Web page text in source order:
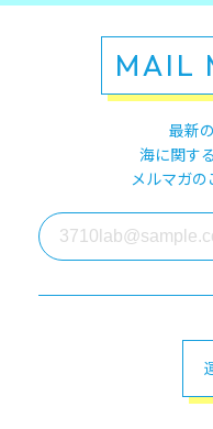
MAIL
最新
海に関す
メルマガの